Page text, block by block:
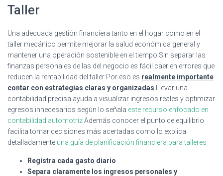
Taller
Una adecuada gestión financiera tanto en el hogar como en el
taller mecánico permite mejorar la salud económica general y
mantener una operación sostenible en el tiempo Sin separar las
finanzas personales de las del negocio es fácil caer en errores que
reducen la rentabilidad del taller Por eso es realmente importante
contar con estrategias claras y organizadas Llevar una
contabilidad precisa ayuda a visualizar ingresos reales y optimizar
egresos innecesarios según lo señala este recurso enfocado en
contabilidad automotrizAdemás conocer el punto de equilibrio
facilita tomar decisiones más acertadas como lo explica
detalladamente una guía de planificación financiera para talleres
Registra cada gasto diario
Separa claramente los ingresos personales y